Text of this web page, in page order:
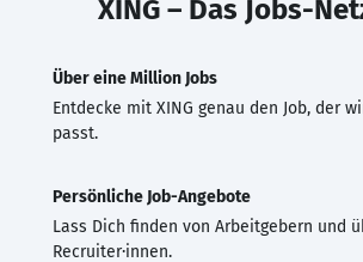
XING – Das Jobs-
Über eine Million Jobs
Entdecke mit XING genau den Job, der
passt.
Persönliche Job-Angebote
Lass Dich finden von Arbeitgebern und
Recruiter·innen.